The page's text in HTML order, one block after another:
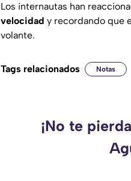
Los internautas han
velocidad y recordando que
volante.
Tags relacionados Notas
¡No te